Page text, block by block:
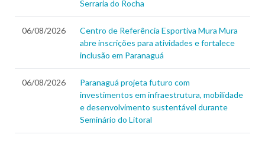
Serraria do Rocha
06/08/2026
Centro de Referência Esportiva Mura Mura
abre inscrições para atividades e fortalece
inclusão em Paranaguá
06/08/2026
Paranaguá projeta futuro com
investimentos em infraestrutura, mobilidade
e desenvolvimento sustentável durante
Seminário do Litoral